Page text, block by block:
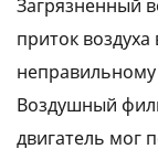
Загрязненный
приток
Воздушный
двигатель мог